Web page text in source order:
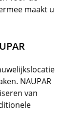
maakt u
NAUPAR
van